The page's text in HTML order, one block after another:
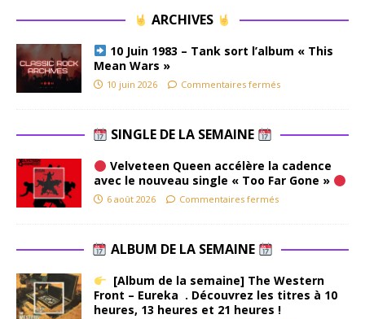
ARCHIVES
10 Juin 1983 – Tank sort l’album « This
Mean Wars »
10 juin 2026 Commentaires fermés
SINGLE DE LA SEMAINE
Velveteen Queen accélère la cadence
avec le nouveau single « Too Far Gone »
6 août 2026 Commentaires fermés
ALBUM DE LA SEMAINE
[Album de la semaine] The Western
Front – Eureka . Découvrez les titres à 10
heures, 13 heures et 21 heures !